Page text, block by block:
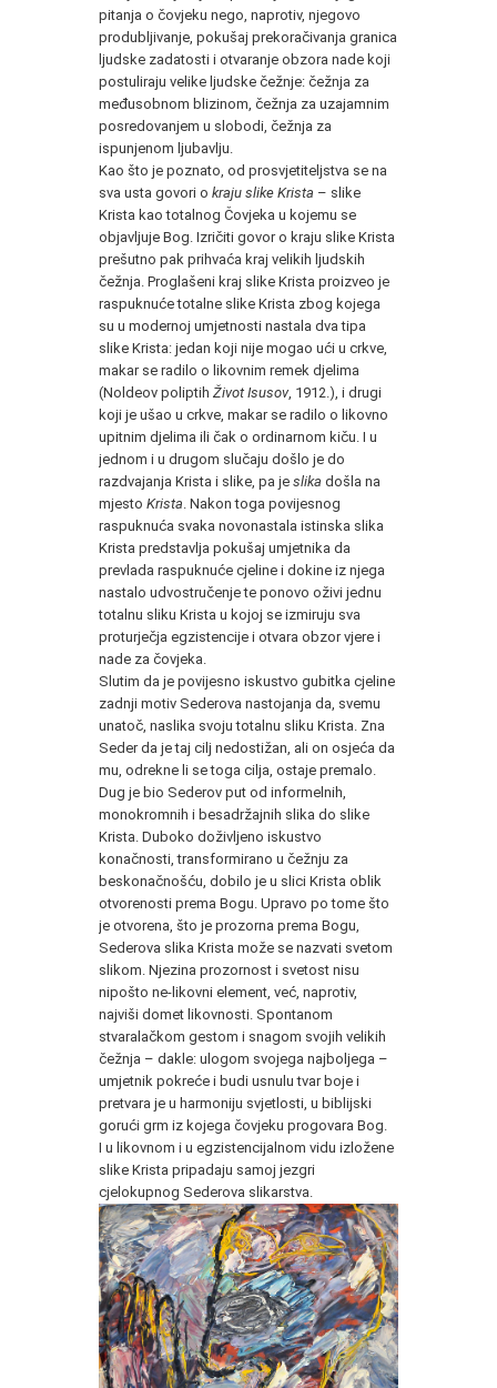
pitanja o čovjeku nego, naprotiv, njegovo
produbljivanje, pokušaj prekoračivanja granica
ljudske zadatosti i otvaranje obzora nade koji
postuliraju velike ljudske čežnje: čežnja za
međusobnom blizinom, čežnja za uzajamnim
posredovanjem u slobodi, čežnja za
ispunjenom ljubavlju.
Kao što je poznato, od prosvjetiteljstva se na
sva usta govori o kraju slike Krista – slike
Krista kao totalnog Čovjeka u kojemu se
objavljuje Bog. Izričiti govor o kraju slike Krista
prešutno pak prihvaća kraj velikih ljudskih
čežnja. Proglašeni kraj slike Krista proizveo je
raspuknuće totalne slike Krista zbog kojega
su u modernoj umjetnosti nastala dva tipa
slike Krista: jedan koji nije mogao ući u crkve,
makar se radilo o likovnim remek djelima
(Noldeov poliptih Život Isusov, 1912.), i drugi
koji je ušao u crkve, makar se radilo o likovno
upitnim djelima ili čak o ordinarnom kiču. I u
jednom i u drugom slučaju došlo je do
razdvajanja Krista i slike, pa je slika došla na
mjesto Krista . Nakon toga povijesnog
raspuknuća svaka novonastala istinska slika
Krista predstavlja pokušaj umjetnika da
prevlada raspuknuće cjeline i dokine iz njega
nastalo udvostručenje te ponovo oživi jednu
totalnu sliku Krista u kojoj se izmiruju sva
proturječja egzistencije i otvara obzor vjere i
nade za čovjeka.
Slutim da je povijesno iskustvo gubitka cjeline
zadnji motiv Sederova nastojanja da, svemu
unatoč, naslika svoju totalnu sliku Krista. Zna
Seder da je taj cilj nedostižan, ali on osjeća da
mu, odrekne li se toga cilja, ostaje premalo.
Dug je bio Sederov put od informelnih,
monokromnih i besadržajnih slika do slike
Krista. Duboko doživljeno iskustvo
konačnosti, transformirano u čežnju za
beskonačnošću, dobilo je u slici Krista oblik
otvorenosti prema Bogu. Upravo po tome što
je otvorena, što je prozorna prema Bogu,
Sederova slika Krista može se nazvati svetom
slikom. Njezina prozornost i svetost nisu
nipošto ne-likovni element, već, naprotiv,
najviši domet likovnosti. Spontanom
stvaralačkom gestom i snagom svojih velikih
čežnja – dakle: ulogom svojega najboljega –
umjetnik pokreće i budi usnulu tvar boje i
pretvara je u harmoniju svjetlosti, u biblijski
gorući grm iz kojega čovjeku progovara Bog.
I u likovnom i u egzistencijalnom vidu izložene
slike Krista pripadaju samoj jezgri
cjelokupnog Sederova slikarstva.